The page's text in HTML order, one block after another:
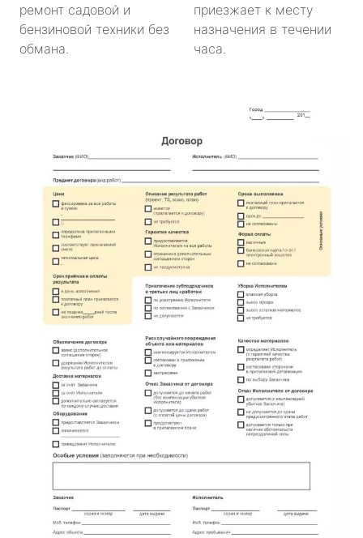
ремонт садовой и
бензиновой техники без
обмана.
приезжает к месту
назначения в течении
часа.